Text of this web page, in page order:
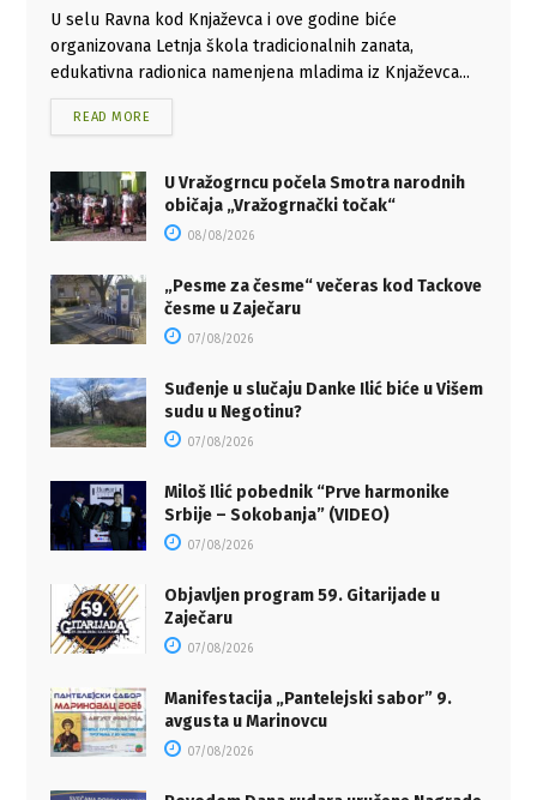
U selu Ravna kod Knjaževca i ove godine biće
organizovana Letnja škola tradicionalnih zanata,
edukativna radionica namenjena mladima iz Knjaževca...
READ MORE
U Vražogrncu počela Smotra narodnih
običaja „Vražogrnački točak“
08/08/2026
„Pesme za česme“ večeras kod Tackove
česme u Zaječaru
07/08/2026
Suđenje u slučaju Danke Ilić biće u Višem
sudu u Negotinu?
07/08/2026
Miloš Ilić pobednik “Prve harmonike
Srbije – Sokobanja” (VIDEO)
07/08/2026
Objavljen program 59. Gitarijade u
Zaječaru
07/08/2026
Manifestacija „Pantelejski sabor” 9.
avgusta u Marinovcu
07/08/2026